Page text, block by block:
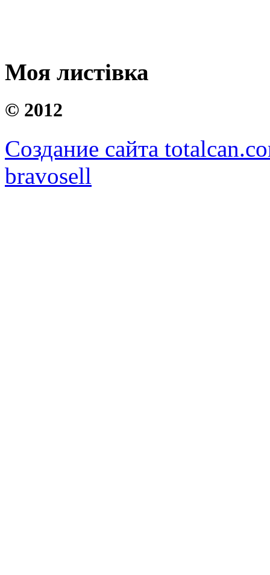
Моя листівка
© 2012
Создание сайта
bravosell